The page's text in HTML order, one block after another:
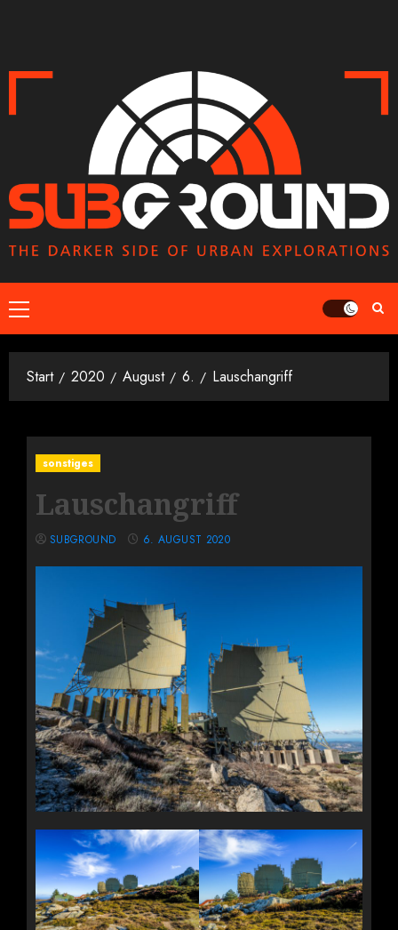
Primäres
Menü
Start 2020 August 6. Lauschangriff
sonstiges
Lauschangriff
SUBGROUND 6. AUGUST 2020